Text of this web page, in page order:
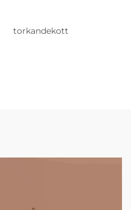
torkandekott